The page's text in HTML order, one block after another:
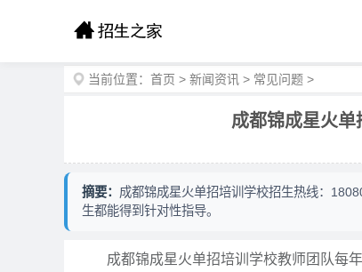
当前位置： 首页 > 新闻资讯 > 常见问题 >
成都锦成星火
摘要： 成都锦成星火单招培训学校招生热线：
生都能得到针对性指导。
成都锦成星火单招培训学校教师团队每年